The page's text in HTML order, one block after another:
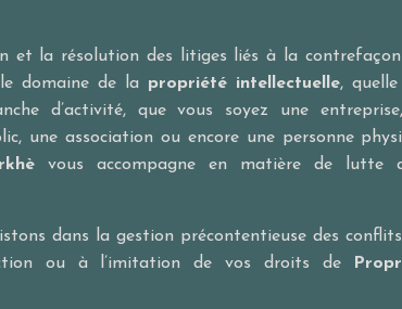
et la résolution des litiges liés à la
domaine de la propriété intellectuelle, quelle
d’activité, que vous soyez une
une association ou encore une personne
vous accompagne en matière de lutte
dans la gestion précontentieuse des
ou à l’imitation de vos droits de